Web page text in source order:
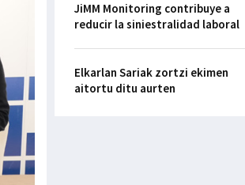
JiMM Monitoring contribuye a
reducir la siniestralidad laboral
Elkarlan Sariak zortzi ekimen
aitortu ditu aurten